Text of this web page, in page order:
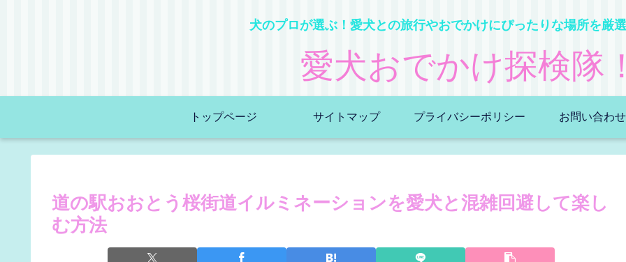
犬のプロが選ぶ！愛犬との旅行やおでかけにぴったりな場所を厳
愛犬おでかけ探検隊
トップページ サイトマップ プライバシーポリシー お問い合わせ
道の駅おおとう桜街道イルミネーションを愛犬と混雑回避して楽し
む方法